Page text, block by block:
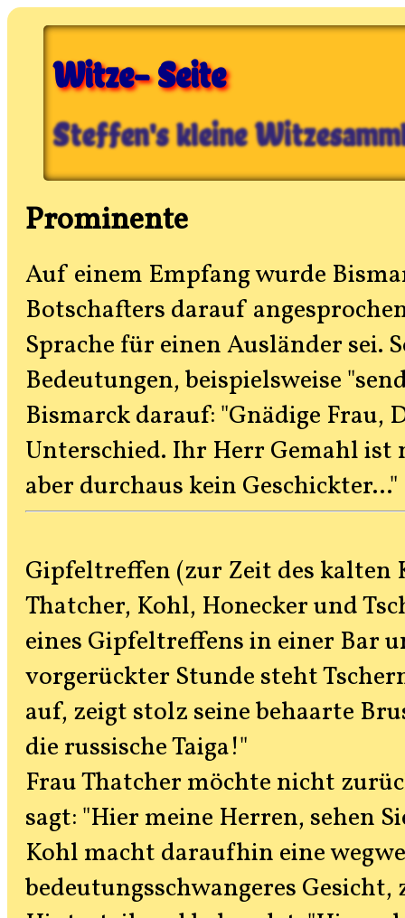
Witze- Seite
Steffen's kleine
Prominente
Auf einem Empfang wurde
Botschafters darauf
Sprache für einen Ausländer sei.
Bedeutungen, beispielsweise
Bismarck darauf: "Gnädige Frau,
Unterschied. Ihr Herr Gemahl ist
aber durchaus kein Geschickter..."
Gipfeltreffen (zur Zeit des kalten
Thatcher, Kohl, Honecker und
eines Gipfeltreffens in einer Bar
vorgerückter Stunde steht
auf, zeigt stolz seine behaarte
die russische Taiga!"
Frau Thatcher möchte nicht
sagt: "Hier meine Herren, sehen
Kohl macht daraufhin eine
bedeutungsschwangeres